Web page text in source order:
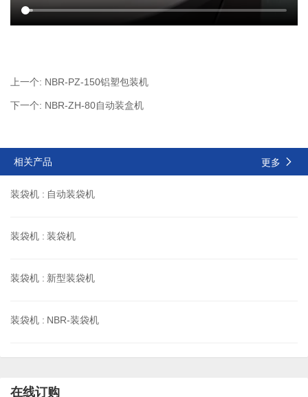
上一个: NBR-PZ-150铝塑包装机
下一个: NBR-ZH-80自动装盒机
相关产品 更多
装袋机 : 自动装袋机
装袋机 : 装袋机
装袋机 : 新型装袋机
装袋机 : NBR-装袋机
在线订购